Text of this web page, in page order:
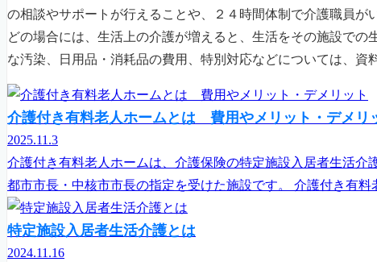
の相談やサポートが行えることや、２４時間体制で介護職員
どの場合には、生活上の介護が増えると、生活をその施設で
な汚染、日用品・消耗品の費用、特別対応などについては、資
介護付き有料老人ホームとは 費用やメリット・デメリ
2025.11.3
介護付き有料老人ホームは、介護保険の特定施設入居者生活
都市市長・中核市市長の指定を受けた施設です。 介護付き有
特定施設入居者生活介護とは
2024.11.16